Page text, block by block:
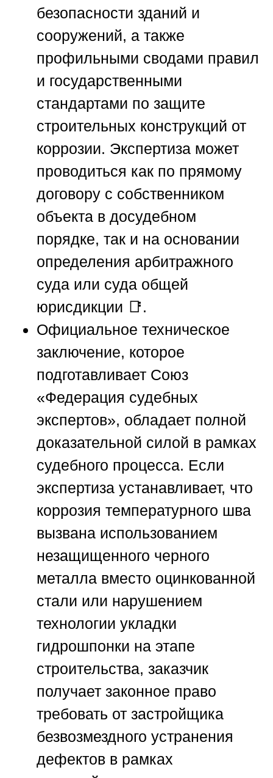
безопасности зданий и
сооружений, а также
профильными сводами правил
и государственными
стандартами по защите
строительных конструкций от
коррозии. Экспертиза может
проводиться как по прямому
договору с собственником
объекта в досудебном
порядке, так и на основании
определения арбитражного
суда или суда общей
юрисдикции 📑.
Официальное техническое
заключение, которое
подготавливает Союз
«Федерация судебных
экспертов», обладает полной
доказательной силой в рамках
судебного процесса. Если
экспертиза устанавливает, что
коррозия температурного шва
вызвана использованием
незащищенного черного
металла вместо оцинкованной
стали или нарушением
технологии укладки
гидрошпонки на этапе
строительства, заказчик
получает законное право
требовать от застройщика
безвозмездного устранения
дефектов в рамках